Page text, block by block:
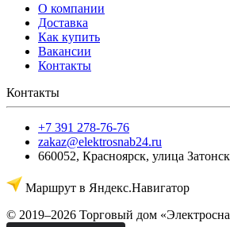
О компании
Доставка
Как купить
Вакансии
Контакты
Контакты
+7 391 278-76-76
zakaz@elektrosnab24.ru
660052, Красноярск, улица
Маршрут в Яндекс.Навигатор
© 2019–2026 Торговый дом